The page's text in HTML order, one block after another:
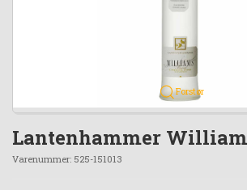
Forstør
Lantenhammer
Varenummer: 525-151013